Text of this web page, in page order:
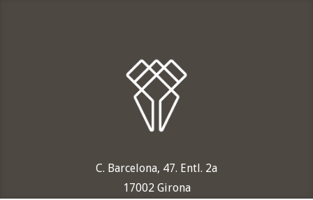
C. Barcelona, 47. Entl. 2a
17002 Girona